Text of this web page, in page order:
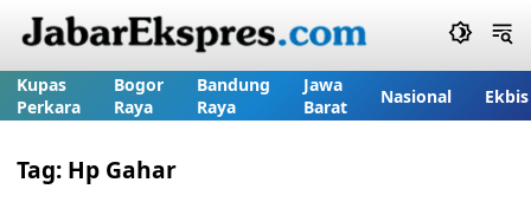
Kupas
Perkara
Bogor
Raya
Bandung
Raya
Jawa
Barat
Nasional Ekbis
Tag: Hp Gahar